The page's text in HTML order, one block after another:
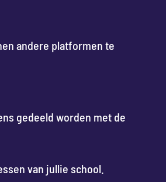
andere platformen te
gedeeld worden met de
van jullie school.